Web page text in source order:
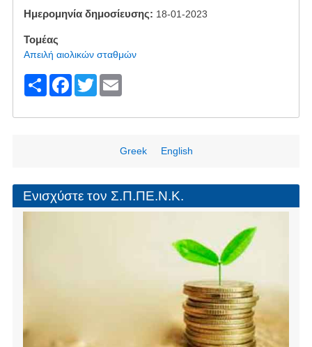
Ημερομηνία δημοσίευσης 18-01-2023
Τομέας
Απειλή αιολικών σταθμών
S F
o
o
T E
Greek English
Ενισχύστε τον Σ.Π.ΠΕ.Ν.Κ.